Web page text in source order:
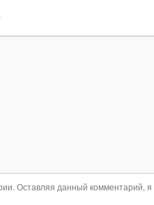
Оставляя данный комментарий,